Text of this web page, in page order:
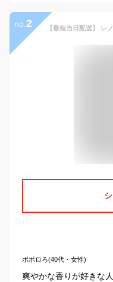
no. 2
ポポロろ(40代・女性)
爽やかな香りが好きな